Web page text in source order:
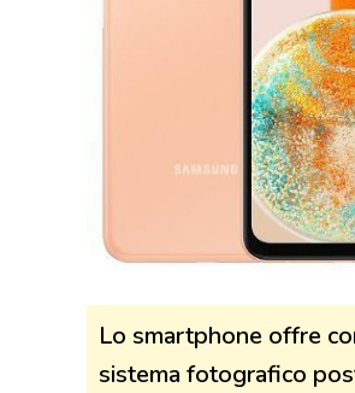
Lo smartphone offre
sistema fotografico